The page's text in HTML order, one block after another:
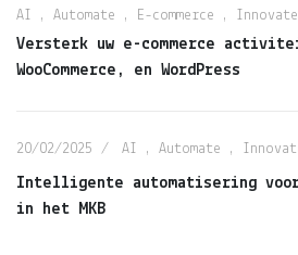
AI , Automate , E-commerce , Innovate
Versterk uw e-commerce
WooCommerce, en WordPress
20/02/2025 AI , Automate ,
Intelligente automatisering
in het MKB